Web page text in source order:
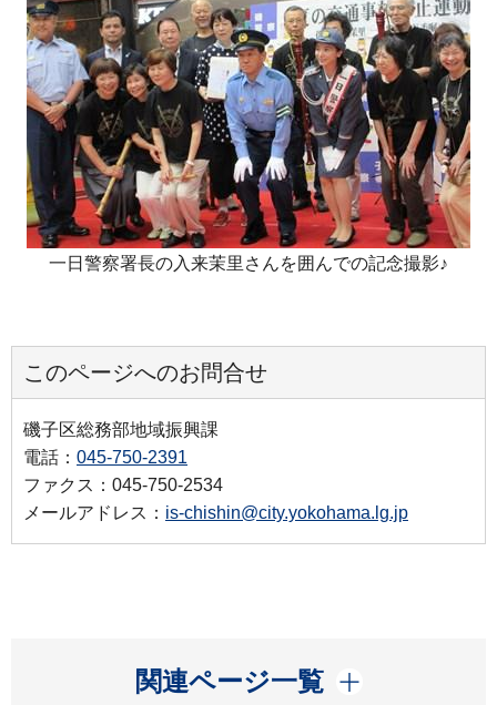
一日警察署長の入来茉里さんを囲んでの記念撮影♪
このページへのお問合せ
磯子区総務部地域振興課
電話： 045-750-2391
ファクス：045-750-2534
メールアドレス： is-chishin@city.yokohama.lg.jp
関連ページ一覧
開く